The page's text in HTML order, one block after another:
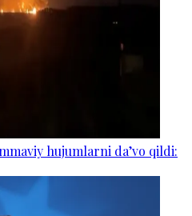
hujumlarni da’vo qildi: